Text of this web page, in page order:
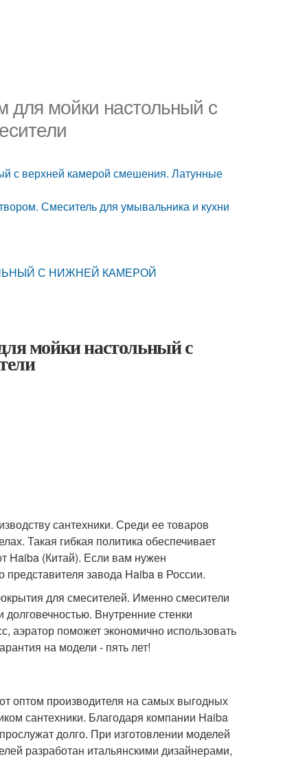
для мойки настольный с
с верхней камерой смешения. Латунные
Смеситель для умывальника и кухни
С НИЖНЕЙ КАМЕРОЙ
мойки настольный с
сантехники. Среди ее товаров
Такая гибкая политика обеспечивает
Haiba (Китай). Если вам нужен
завода Haiba в России.
для смесителей. Именно смесители
Внутренние стенки
аэратор поможет экономично использовать
на модели - пять лет!
оптом производителя на самых выгодных
сантехники. Благодаря компании Haiba
долго. При изготовлении моделей
разработан итальянскими дизайнерами,